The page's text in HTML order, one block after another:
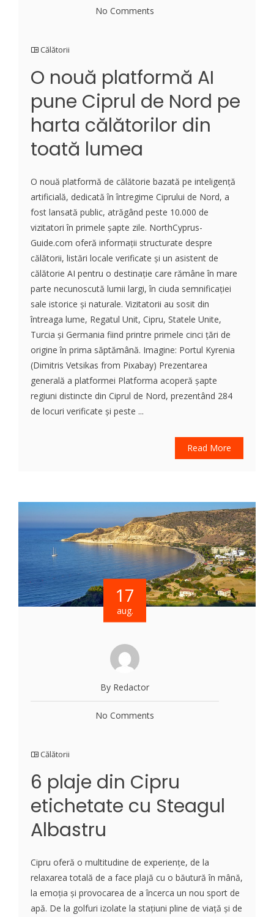
No Comments
Călătorii
O nouă platformă AI
pune Ciprul de Nord pe
harta călătorilor din
toată lumea
O nouă platformă de călătorie bazată pe inteligență
artificială, dedicată în întregime Ciprului de Nord, a
fost lansată public, atrăgând peste 10.000 de
vizitatori în primele șapte zile. NorthCyprus-
Guide.com oferă informații structurate despre
călătorii, listări locale verificate și un asistent de
călătorie AI pentru o destinație care rămâne în mare
parte necunoscută lumii largi, în ciuda semnificației
sale istorice și naturale. Vizitatorii au sosit din
întreaga lume, Regatul Unit, Cipru, Statele Unite,
Turcia și Germania fiind printre primele cinci țări de
origine în prima săptămână. Imagine: Portul Kyrenia
(Dimitris Vetsikas from Pixabay) Prezentarea
generală a platformei Platforma acoperă șapte
regiuni distincte din Ciprul de Nord, prezentând 284
de locuri verificate și peste ...
Read More
17
aug.
By Redactor
No Comments
Călătorii
6 plaje din Cipru
etichetate cu Steagul
Albastru
Cipru oferă o multitudine de experiențe, de la
relaxarea totală de a face plajă cu o băutură în mână,
la emoția și provocarea de a încerca un nou sport de
apă. De la golfuri izolate la stațiuni pline de viață și de